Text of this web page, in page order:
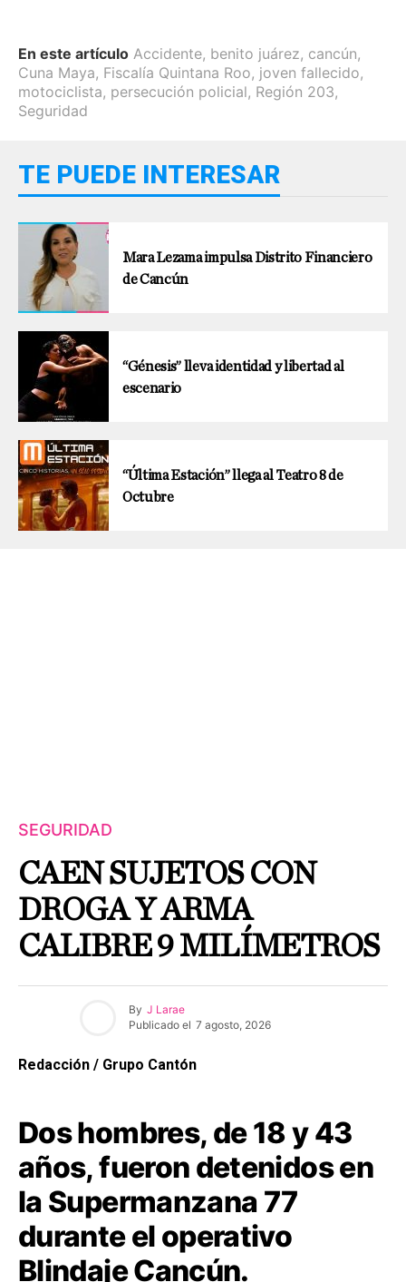
En este artículo Accidente, benito juárez, cancún,
Cuna Maya, Fiscalía Quintana Roo, joven fallecido,
motociclista, persecución policial, Región 203,
Seguridad
TE PUEDE INTERESAR
Mara Lezama impulsa Distrito Financiero
de Cancún
“Génesis” lleva identidad y libertad al
escenario
“Última Estación” llega al Teatro 8 de
Octubre
SEGURIDAD
CAEN SUJETOS CON
DROGA Y ARMA
CALIBRE 9 MILÍMETROS
By J Larae
Publicado el 7 agosto, 2026
Redacción / Grupo Cantón
Dos hombres, de 18 y 43
años, fueron detenidos en
la Supermanzana 77
durante el operativo
Blindaje Cancún.